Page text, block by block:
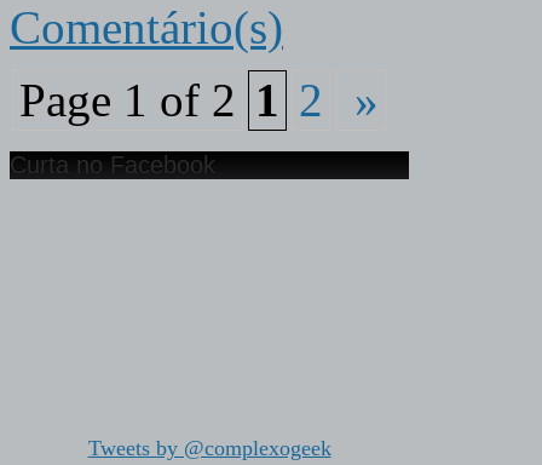
Comentário(s)
Page 1 of 2 1 2 »
Curta no Facebook
Tweets by @complexogeek